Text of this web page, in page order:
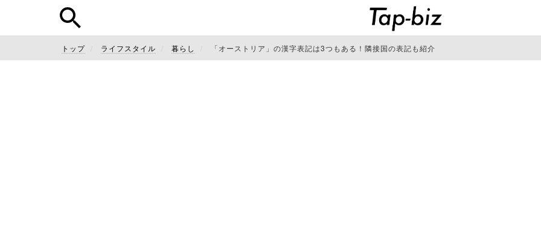
トップ ライフスタイル 暮らし 「オーストリア」の漢字表記は3つもある！隣接国の表記も紹介